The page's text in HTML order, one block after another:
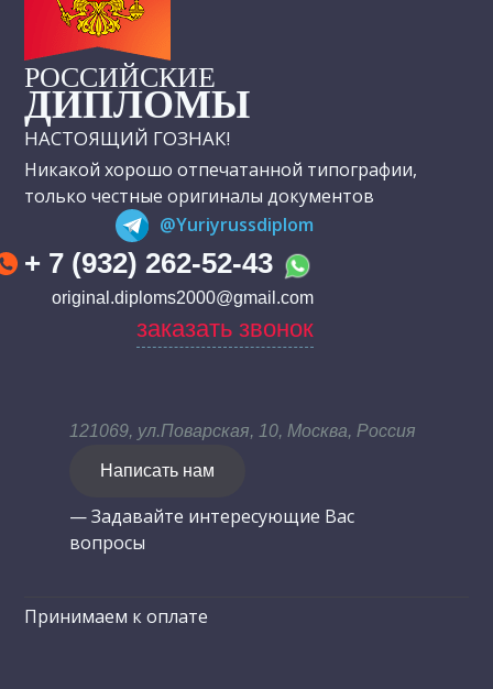
РОССИЙСКИЕ
ДИПЛОМЫ
НАСТОЯЩИЙ ГОЗНАК!
Никакой хорошо отпечатанной типографии,
только честные оригиналы документов
@Yuriyrussdiplom
+ 7 (932) 262-52-43
original.diploms2000@gmail.com
заказать звонок
121069, ул.Поварская, 10, Москва, Россия
Написать нам
— Задавайте интересующие Вас
вопросы
Принимаем к оплате